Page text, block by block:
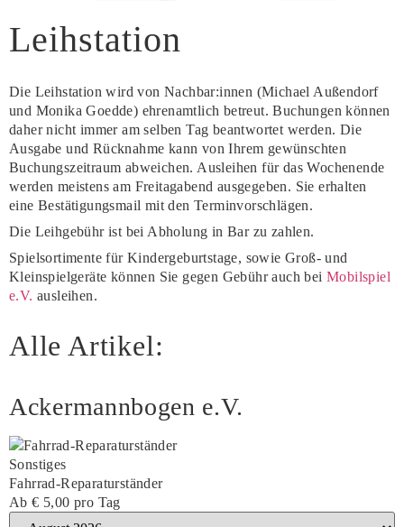
Leihstation
Die Leihstation wird von Nachbar:innen (Michael Außendorf
und Monika Goedde) ehrenamtlich betreut. Buchungen können
daher nicht immer am selben Tag beantwortet werden. Die
Ausgabe und Rücknahme kann von Ihrem gewünschten
Buchungszeitraum abweichen. Ausleihen für das Wochenende
werden meistens am Freitagabend ausgegeben. Sie erhalten
eine Bestätigungsmail mit den Terminvorschlägen.
Die Leihgebühr ist bei Abholung in Bar zu zahlen.
Spielsortimente für Kindergeburtstage, sowie Groß- und
Kleinspielgeräte können Sie gegen Gebühr auch bei Mobilspiel
e.V. ausleihen.
Alle Artikel:
Ackermannbogen e.V.
Sonstiges
Fahrrad-Reparaturständer
Ab € 5,00 pro Tag